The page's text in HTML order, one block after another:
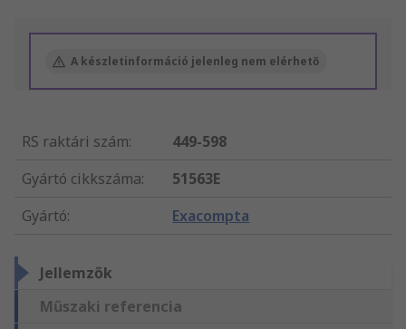
A készletinformáció jelenleg nem elérhető
RS raktári szám:
449-598
Gyártó cikkszáma:
51563E
Gyártó: Exacompta
Jellemzők
Műszaki referencia